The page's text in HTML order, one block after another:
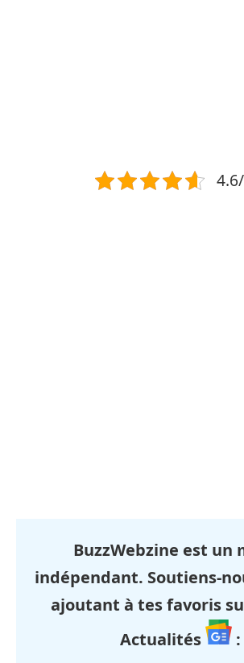
BuzzWebzine est un
indépendant. Soutiens-
ajoutant à tes favoris
Actualités
: